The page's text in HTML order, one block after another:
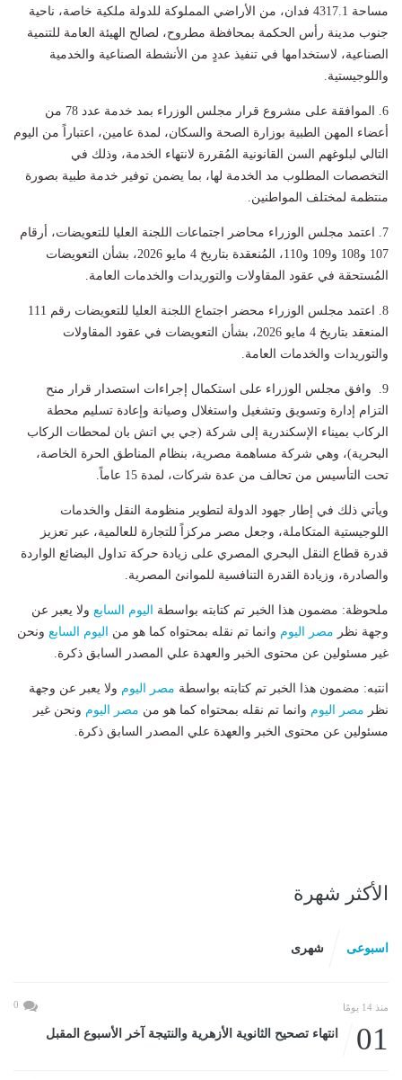
مساحة 4317.1 فدان، من الأراضي المملوكة للدولة ملكية خاصة، ناحية
جنوب مدينة رأس الحكمة بمحافظة مطروح، لصالح الهيئة العامة للتنمية
الصناعية، لاستخدامها في تنفيذ عددٍ من الأنشطة الصناعية والخدمية
واللوجيستية.
6. الموافقة على مشروع قرار مجلس الوزراء بمد خدمة عدد 78 من
أعضاء المهن الطبية بوزارة الصحة والسكان، لمدة عامين، اعتباراً من اليوم
التالي لبلوغهم السن القانونية المُقررة لانتهاء الخدمة، وذلك في
التخصصات المطلوب مد الخدمة لها، بما يضمن توفير خدمة طبية بصورة
منتظمة لمختلف المواطنين.
7. اعتمد مجلس الوزراء محاضر اجتماعات اللجنة العليا للتعويضات، أرقام
107 و108 و109 و110، المُنعقدة بتاريخ 4 مايو 2026، بشأن التعويضات
المُستحقة في عقود المقاولات والتوريدات والخدمات العامة.
8. اعتمد مجلس الوزراء محضر اجتماع اللجنة العليا للتعويضات رقم 111
المنعقد بتاريخ 4 مايو 2026، بشأن التعويضات في عقود المقاولات
والتوريدات والخدمات العامة.
9. وافق مجلس الوزراء على استكمال إجراءات استصدار قرار منح
التزام إدارة وتسويق وتشغيل واستغلال وصيانة وإعادة تسليم محطة
الركاب بميناء الإسكندرية إلى شركة (جي بي اتش بان لمحطات الركاب
البحرية)، وهي شركة مساهمة مصرية، بنظام المناطق الحرة الخاصة،
تحت التأسيس من تحالف من عدة شركات، لمدة 15 عاماً.
ويأتي ذلك في إطار جهود الدولة لتطوير منظومة النقل والخدمات
اللوجيستية المتكاملة، وجعل مصر مركزاً للتجارة للعالمية، عبر تعزيز
قدرة قطاع النقل البحري المصري على زيادة حركة تداول البضائع الواردة
والصادرة، وزيادة القدرة التنافسية للموانئ المصرية.
ملحوظة: مضمون هذا الخبر تم كتابته بواسطة اليوم السابع ولا يعبر عن
وجهة نظر مصر اليوم وانما تم نقله بمحتواه كما هو من اليوم السابع ونحن
غير مسئولين عن محتوى الخبر والعهدة علي المصدر السابق ذكرة.
انتبه: مضمون هذا الخبر تم كتابته بواسطة مصر اليوم ولا يعبر عن وجهة
نظر مصر اليوم وانما تم نقله بمحتواه كما هو من مصر اليوم ونحن غير
مسئولين عن محتوى الخبر والعهدة علي المصدر السابق ذكرة.
الأكثر شهرة
اسبوعى شهرى
منذ 14 يومًا 0
01 انتهاء تصحيح الثانوية الأزهرية والنتيجة آخر الأسبوع المقبل